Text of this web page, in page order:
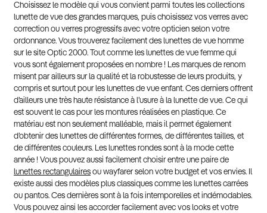
Choisissez le modèle qui vous convient parmi toutes les collections
lunette de vue des grandes marques, puis choisissez vos verres avec
correction ou verres progressifs avec votre opticien selon votre
ordonnance. Vous trouverez facilement des lunettes de vue homme
sur le site Optic 2000. Tout comme les lunettes de vue femme qui
vous sont également proposées en nombre ! Les marques de renom
misent par ailleurs sur la qualité et la robustesse de leurs produits, y
compris et surtout pour les lunettes de vue enfant. Ces derniers offrent
d’ailleurs une très haute résistance à l’usure à la lunette de vue. Ce qui
est souvent le cas pour les montures réalisées en plastique. Ce
matériau est non seulement malléable, mais il permet également
d’obtenir des lunettes de différentes formes, de différentes tailles, et
de différentes couleurs. Les lunettes rondes sont à la mode cette
année ! Vous pouvez aussi facilement choisir entre une paire de
lunettes rectangulaires ou wayfarer selon votre budget et vos envies. Il
existe aussi des modèles plus classiques comme les lunettes carrées
ou pantos. Ces dernières sont à la fois intemporelles et indémodables.
Vous pouvez ainsi les accorder facilement avec vos looks et votre